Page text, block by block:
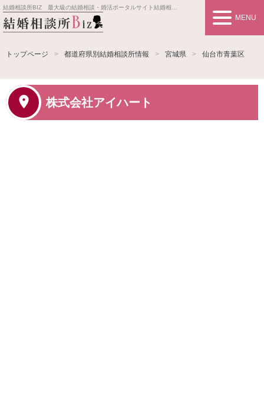
結婚相談所BIZ 最大級の結婚相談・婚活ポータルサイト結婚相談所事業者情報や婚活お見合いの悩み、対策を紹介します。
MENU
トップページ 都道府県別結婚相談所情報 宮城県 仙台市青葉区
株式会社アイハート